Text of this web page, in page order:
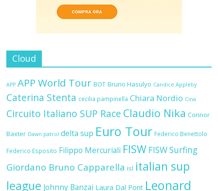
Cloud
APP APP World Tour BOT Bruno Hasulyo Candice Appleby
Caterina Stenta cecilia pampinella Chiara Nordio Cina
Circuito Italiano SUP Race Claudio Nika Connor
Baxter Dawn patrol delta sup Euro Tour Federico Benettolo
Federico Esposito Filippo Mercuriali FISW FISW Surfing
Giordano Bruno Capparella isl italian sup
league Johnny Banzai Laura Dal Pont Leonard